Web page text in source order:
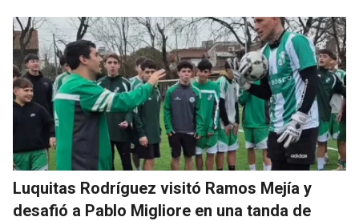
Luquitas Rodríguez visitó Ramos Mejía y
desafió a Pablo Migliore en una tanda de